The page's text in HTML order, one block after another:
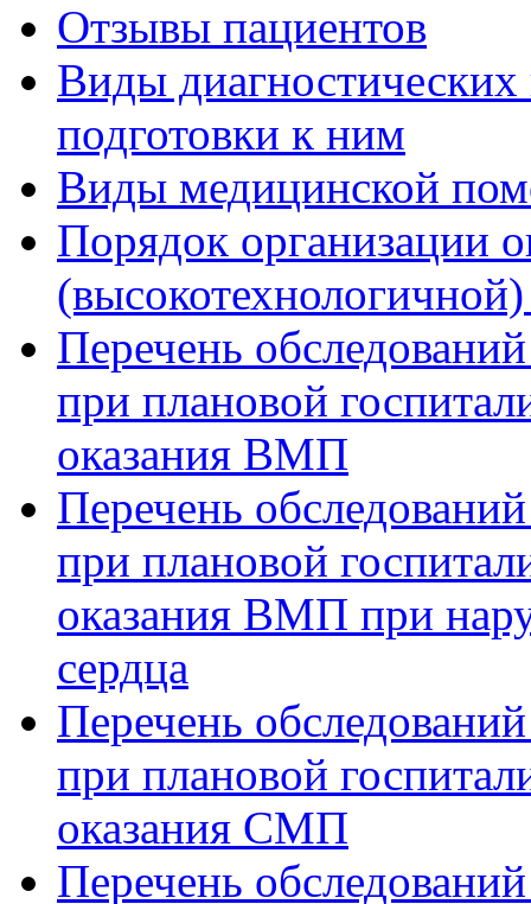
Отзывы пациентов
Виды диагностических
подготовки к ним
Виды медицинской
Порядок организации
Перечень
при плановой
оказания ВМП
Перечень
при плановой
оказания ВМП при
сердца
Перечень
при плановой
оказания СМП
Перечень